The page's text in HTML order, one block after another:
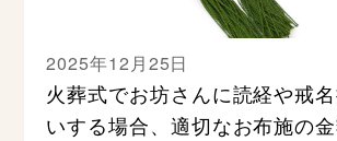
2025年12月25日
火葬式でお坊さんに読経や戒
いする場合、適切なお布施の